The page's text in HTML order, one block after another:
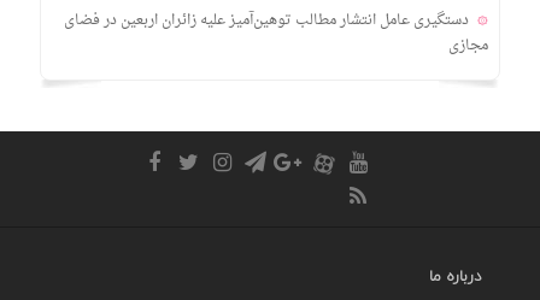
دستگیری عامل انتشار مطالب توهین‌آمیز علیه زائران اربعین در فضای
مجازی
درباره ما